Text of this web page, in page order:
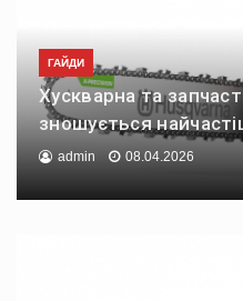
ГАЙДИ
Хускварна та
зношується
admin 08.04.2026